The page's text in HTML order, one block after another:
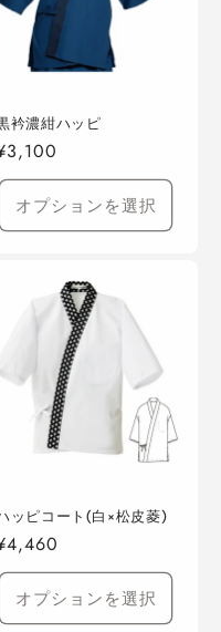
衿濃紺ハッピ
常
オプションを選択
ッピコート(白×松皮菱)
常
オプションを選択